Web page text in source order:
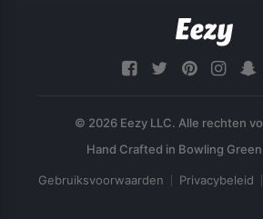
© 2026 Eezy LLC. Alle rechten
Gebruiksvoorwaarden Privacybeleid